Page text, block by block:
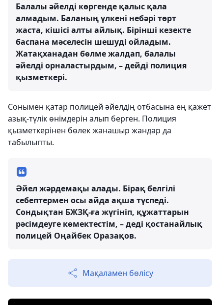
Балалы әйелді көргенде қалыс қала
алмадым. Баланың үлкені небәрі төрт
жаста, кішісі алты айлық. Бірінші кезекте
баспана мәселесін шешуді ойладым.
Жатақханадан бөлме жалдап, балалы
әйелді орналастырдым, – дейді полиция
қызметкері.
Сонымен қатар полицей әйелдің отбасына ең қажет
азық-түлік өнімдерін алып берген. Полиция
қызметкерінен бөлек жанашыр жандар да
табылыпты.
Әйел жәрдемақы алады. Бірақ белгілі
себептермен осы айда ақша түспеді.
Сондықтан БЖЗҚ-ға жүгініп, құжаттарын
рәсімдеуге көмектестім, – деді қостанайлық
полицей Оңайбек Оразақов.
Мақаламен бөлісу